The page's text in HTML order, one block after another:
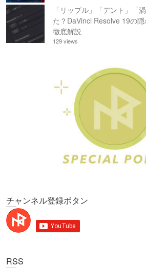
「リップル」「デント」「
た？DaVinci Resolve 19の
徹底解説
129 views
チャンネル登録ボタン
RSS